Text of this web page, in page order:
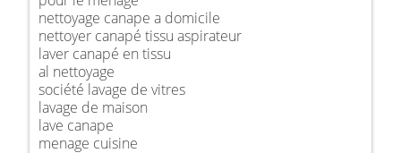
nettoyage canape a domicile
nettoyer canapé tissu aspirateur
laver canapé en tissu
al nettoyage
société lavage de vitres
lavage de maison
lave canape
menage cuisine